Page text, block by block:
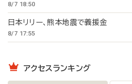
8/7 18:50
日本リリー、熊本地震で義援金
8/7 17:55
アクセスランキング